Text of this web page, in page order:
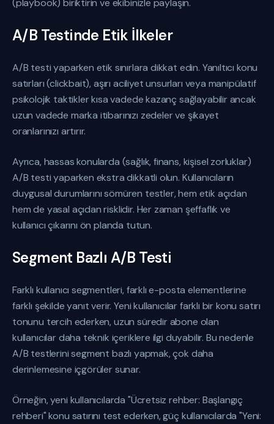
(playbook) biriktirin ve ekibinizle paylaşın.
A/B Testinde Etik İlkeler
A/B testi yaparken etik sınırlara dikkat edin. Yanıltıcı konu
satırları (clickbait), aşırı aciliyet unsurları veya manipülatif
psikolojik taktikler kısa vadede kazanç sağlayabilir ancak
uzun vadede marka itibarınızı zedeler ve şikayet
oranlarınızı artırır.
Ayrıca, hassas konularda (sağlık, finans, kişisel zorluklar)
A/B testi yaparken ekstra dikkatli olun. Kullanıcıların
duygusal durumlarını sömüren testler, hem etik açıdan
hem de yasal açıdan risklidir. Her zaman şeffaflık ve
kullanıcı çıkarını ön planda tutun.
Segment Bazlı A/B Testi
Farklı kullanıcı segmentleri, farklı e-posta elementlerine
farklı şekilde yanıt verir. Yeni kullanıcılar farklı bir konu satırı
tonunu tercih ederken, uzun süredir abone olan
kullanıcılar daha teknik içeriklere ilgi duyabilir. Bu nedenle
A/B testlerini segment bazlı yapmak, çok daha
derinlemesine içgörüler sunar.
Örneğin, yeni kullanıcılarda "Ücretsiz rehber: Başlangıç
rehberi" konu satırını test ederken, güç kullanıcılarda "Yeni: